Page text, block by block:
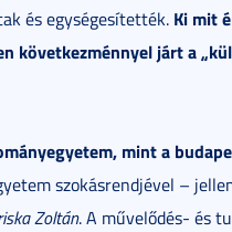
és egységesítették. Ki mit
következménnyel járt a
mint a
szokásrendjével –
Zoltán. A művelődés- és